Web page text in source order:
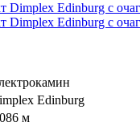
Edinburg
м